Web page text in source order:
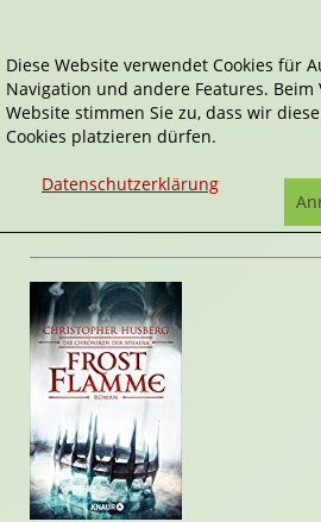
Home Belletristik
Die Chroniken der Sphaera
Frostflamme von
Diese Website verwendet Cookies für
Navigation und andere Features.
Website stimmen Sie zu, dass wir
Cookies platzieren dürfen.
Datenschutzerklärung